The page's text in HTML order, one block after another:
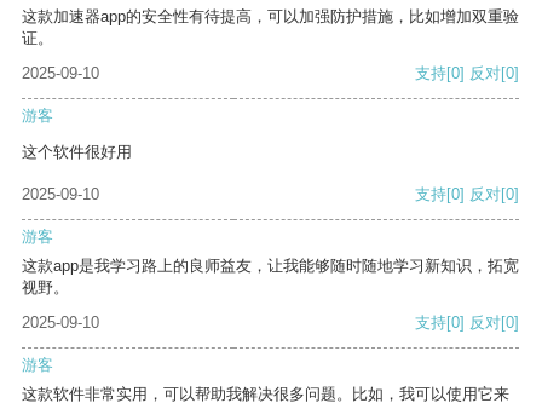
这款加速器app的安全性有待提高，可以加强防护措施，比如增加双重验
证。
2025-09-10
支持[0] 反对[0]
游客
这个软件很好用
2025-09-10 支持[0] 反对[0]
游客
这款app是我学习路上的良师益友，让我能够随时随地学习新知识，拓宽
视野。
2025-09-10
支持[0] 反对[0]
游客
这款软件非常实用，可以帮助我解决很多问题。比如，我可以使用它来